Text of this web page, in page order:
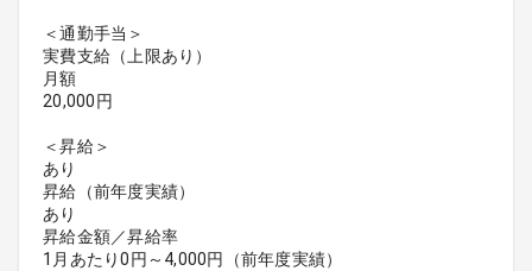
＜通勤手当＞
実費支給（上限あり）
月額
20,000円
＜昇給＞
あり
昇給（前年度実績）
あり
昇給金額／昇給率
1月あたり0円～4,000円（前年度実績）